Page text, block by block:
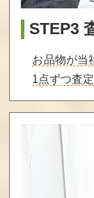
STEP3
お品物が当
1点ずつ査